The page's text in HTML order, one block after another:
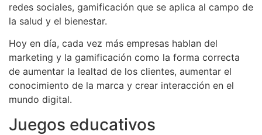
redes sociales, gamificación que se aplica al campo de
la salud y el bienestar.
Hoy en día, cada vez más empresas hablan del
marketing y la gamificación como la forma correcta
de aumentar la lealtad de los clientes, aumentar el
conocimiento de la marca y crear interacción en el
mundo digital.
Juegos educativos